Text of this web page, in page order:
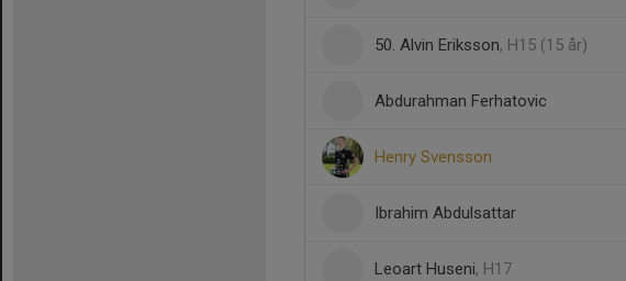
50. Alvin Eriksson, H15 (15 år)
Abdurahman Ferhatovic
Henry Svensson
Ibrahim Abdulsattar
Leoart Huseni, H17